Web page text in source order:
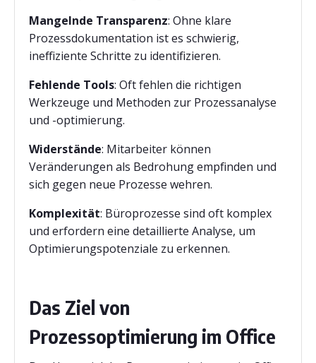
Mangelnde Transparenz: Ohne klare
Prozessdokumentation ist es schwierig,
ineffiziente Schritte zu identifizieren.
Fehlende Tools: Oft fehlen die richtigen
Werkzeuge und Methoden zur Prozessanalyse
und -optimierung.
Widerstände: Mitarbeiter können
Veränderungen als Bedrohung empfinden und
sich gegen neue Prozesse wehren.
Komplexität: Büroprozesse sind oft komplex
und erfordern eine detaillierte Analyse, um
Optimierungspotenziale zu erkennen.
Das Ziel von
Prozessoptimierung im Office